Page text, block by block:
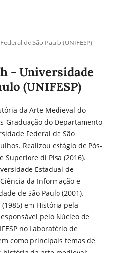
de São Paulo (UNIFESP)
- Universidade
(UNIFESP)
da Arte Medieval do
Graduação do Departamento
Federal de São
Realizou estágio de Pós-
Superiore di Pisa (2016).
Estadual de
da Informação e
de São Paulo (2001).
em História pela
pelo Núcleo de
no Laboratório de
como principais temas de